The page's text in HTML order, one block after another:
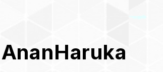
AnanHaruka